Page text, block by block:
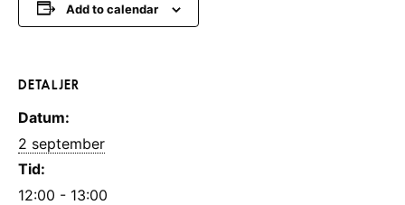
Add to calendar
DETALJER
Datum:
2 september
Tid:
12:00 - 13:00